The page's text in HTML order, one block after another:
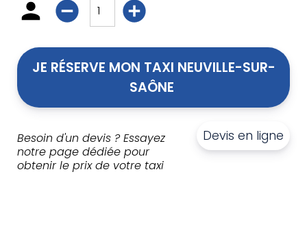
JE RÉSERVE MON TAXI NEUVILLE-SUR-
Besoin d'un devis ? Essayez
notre page dédiée pour
obtenir le prix de votre taxi
Devis en ligne